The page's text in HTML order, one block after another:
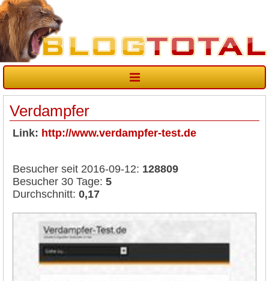
Verdampfer
Link: http://www.verdampfer-test.de
Besucher seit 2016-09-12: 128809
Besucher 30 Tage: 5
Durchschnitt: 0,17